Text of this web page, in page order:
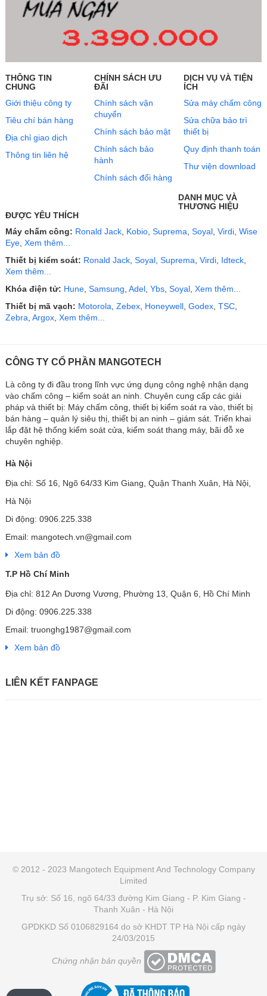
THÔNG TIN
CHUNG
Giới thiệu công ty
Tiêu chí bán hàng
Địa chỉ giao dịch
Thông tin liên hệ
CHÍNH SÁCH ƯU
ĐÃI
Chính sách vận
chuyển
Chính sách bảo mật
Chính sách bảo
hành
Chính sách đổi hàng
DỊCH VỤ VÀ TIỆN
ÍCH
Sửa máy chấm công
Sửa chữa bảo trì
thiết bị
Quy định thanh toán
Thư viện download
DANH MỤC VÀ
THƯƠNG HIỆU
ĐƯỢC YÊU THÍCH
Máy chấm công: Ronald Jack, Kobio, Suprema, Soyal, Virdi, Wise
Eye, Xem thêm...
Thiết bị kiểm soát: Ronald Jack, Soyal, Suprema, Virdi, Idteck,
Xem thêm...
Khóa điện tử: Hune, Samsung, Adel, Ybs, Soyal, Xem thêm...
Thiết bị mã vạch: Motorola, Zebex, Honeywell, Godex, TSC,
Zebra, Argox, Xem thêm...
CÔNG TY CỔ PHẦN MANGOTECH
Là công ty đi đầu trong lĩnh vực ứng dụng công nghệ nhận dạng
vào chấm công – kiểm soát an ninh. Chuyên cung cấp các giải
pháp và thiết bị: Máy chấm công, thiết bị kiểm soát ra vào, thiết bị
bán hàng – quản lý siêu thị, thiết bị an ninh – giám sát. Triển khai
lắp đặt hệ thống kiểm soát cửa, kiểm soát thang máy, bãi đỗ xe
chuyên nghiệp.
Hà Nội
Địa chỉ: Số 16, Ngõ 64/33 Kim Giang, Quận Thanh Xuân, Hà Nội,
Hà Nội
Di động: 0906.225.338
Email: mangotech.vn@gmail.com
Xem bản đồ
T.P Hồ Chí Minh
Địa chỉ: 812 An Dương Vương, Phường 13, Quận 6, Hồ Chí Minh
Di động: 0906.225.338
Email: truonghg1987@gmail.com
Xem bản đồ
LIÊN KẾT FANPAGE
© 2012 - 2023 Mangotech Equipment And Technology Company
Limited
Trụ sở: Số 16, ngõ 64/33 đường Kim Giang - P. Kim Giang -
Thanh Xuân - Hà Nội
GPDKKD Số 0106829164 do sở KHDT TP Hà Nội cấp ngày
24/03/2015
Chứng nhận bản quyền